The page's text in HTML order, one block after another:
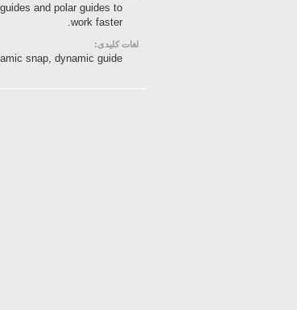
and polar guides to
work faster.
لغات کلیدی:
snap, dynamic guide